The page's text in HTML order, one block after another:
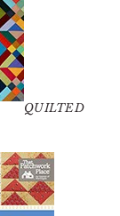
QUILTED